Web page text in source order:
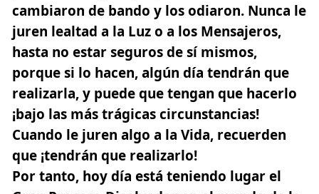
cambiaron de bando y los odiaron. Nunca le
juren lealtad a la Luz o a los Mensajeros,
hasta no estar seguros de sí mismos,
porque si lo hacen, algún día tendrán que
realizarla, y puede que tengan que hacerlo
¡bajo las más trágicas circunstancias!
Cuando le juren algo a la Vida, recuerden
que ¡tendrán que realizarlo!
Por tanto, hoy día está teniendo lugar el